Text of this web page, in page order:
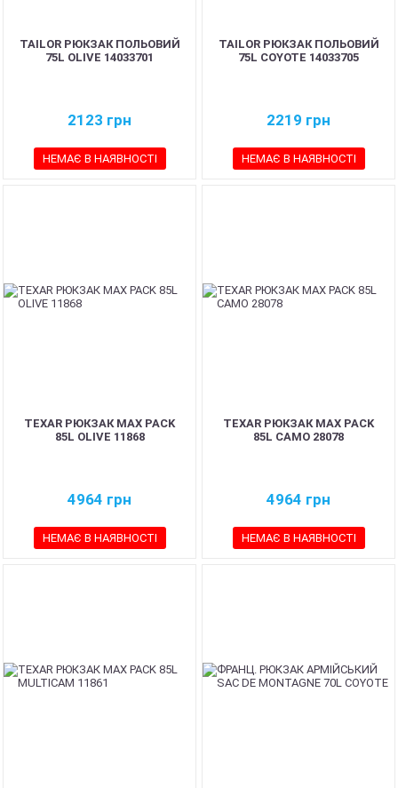
TAILOR РЮКЗАК ПОЛЬОВИЙ
75L OLIVE 14033701
2123 грн
НЕМАЄ В НАЯВНОСТІ
TAILOR РЮКЗАК ПОЛЬОВИЙ
75L COYOTE 14033705
2219 грн
НЕМАЄ В НАЯВНОСТІ
TEXAR РЮКЗАК MAX PACK
85L OLIVE 11868
4964 грн
НЕМАЄ В НАЯВНОСТІ
TEXAR РЮКЗАК MAX PACK
85L CAMO 28078
4964 грн
НЕМАЄ В НАЯВНОСТІ